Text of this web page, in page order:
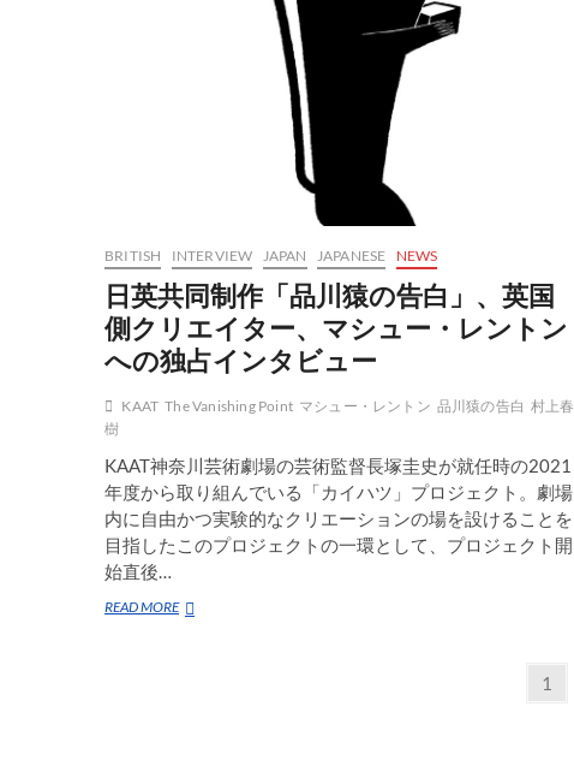
ス
ン
ス
マ
ラ
ン
ス
プ
レ
ス
⇔
BRITISH INTERVIEW JAPAN JAPANESE NEWS
日英共同制作「品川猿の告白」、英国
側クリエイター、マシュー・レントン
への独占インタビュー
KAAT The Vanishing Point マシュー・レントン 品川猿の告白 村上春
樹
KAAT神奈川芸術劇場の芸術監督長塚圭史が就任時の2021
年度から取り組んでいる「カイハツ」プロジェクト。劇場
内に自由かつ実験的なクリエーションの場を設けることを
目指したこのプロジェクトの一環として、プロジェクト開
始直後…
READ MORE日
固1